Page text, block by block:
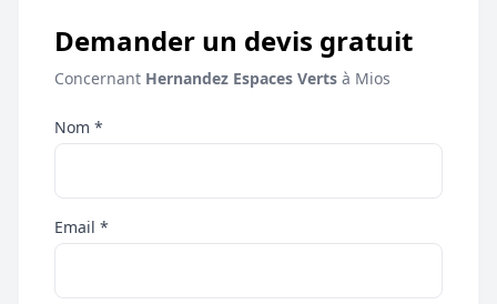
Demander un devis gratuit
Concernant Hernandez Espaces Verts à Mios
Nom *
Email *